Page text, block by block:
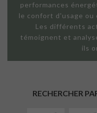
performances
le confort d'usage ou
Les différents
témoignent et
ils
RECHERCHER